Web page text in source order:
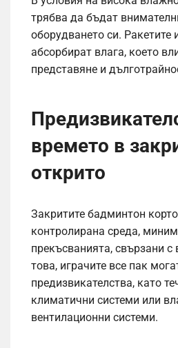
трябва да бъдат
оборудването си. Ракетите
абсорбират влага, което
представяне и
времето в
открито
Закритите бадминтон
контролирана среда,
прекъсванията, свързани
това, играчите все пак
предизвикателства, като
климатични системи или
вентилационни системи.